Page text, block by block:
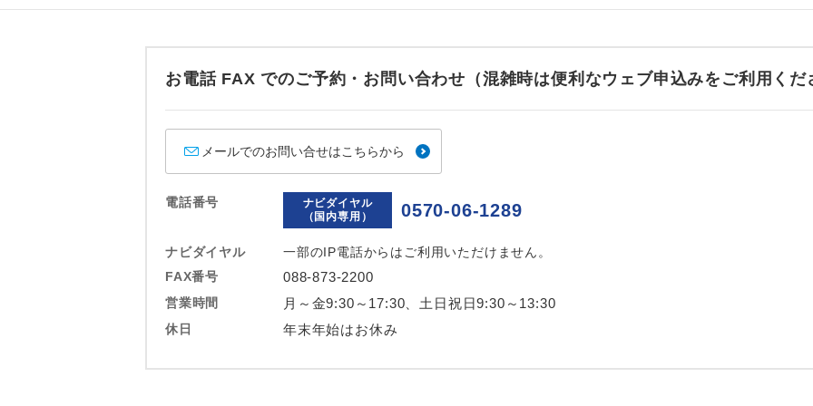
お電話 FAX でのご予約・お問い合わせ（混雑時は便利なウェブ申込みをご利用くだ
メールでのお問い合せはこちらから
電話番号
ナビダイヤル
（国内専用）
0570-06-1289
ナビダイヤル
一部のIP電話からはご利用いただけません。
FAX番号
088-873-2200
営業時間 月～金9:30～17:30、土日祝日9:30～13:30
休日 年末年始はお休み
ホテル指定 ご紹介するホテルを指定したコースです。
おひとり様でバス席を2席利⽤できます。